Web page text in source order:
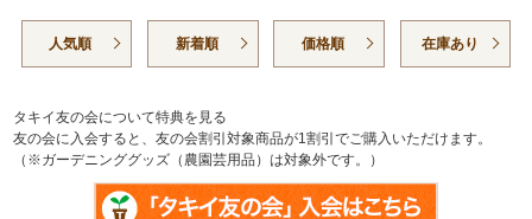
人気順 新着順 価格順 在庫あり
タキイ友の会について特典を見る
友の会に入会すると、友の会割引対象商品が1割引でご購入いただけます。
（※ガーデニンググッズ（農園芸用品）は対象外です。）